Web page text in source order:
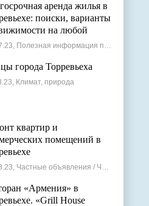
аренда жилья в
поиски, варианты
на любой
19.07.23, Полезная информация по недвижимости
города Торревьеха
Климат, природа
квартир и
помещений в
28.03.23, Частные объявления / Частные мастера
«Армения» в
«Grill House